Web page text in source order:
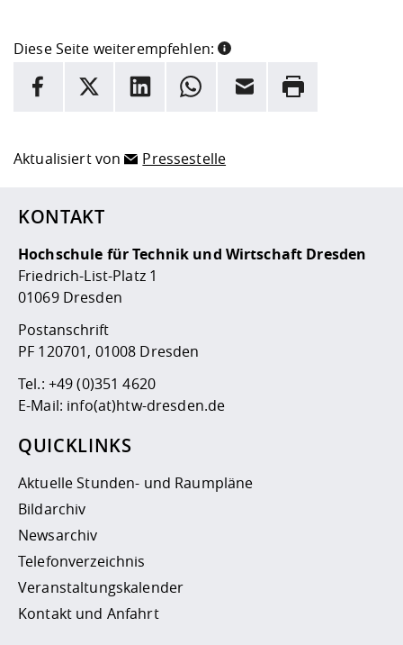
Diese Seite weiterempfehlen:
INFORMATION
Facebook
X LinkedInWhatsappE-Mail Drucken
Aktualisiert von Pressestelle
KONTAKT
Hochschule für Technik und Wirtschaft Dresden
Friedrich-List-Platz 1
01069 Dresden
Postanschrift
PF 120701, 01008 Dresden
Tel.: +49 (0)351 4620
E-Mail: info(at)htw-dresden.de
QUICKLINKS
Aktuelle Stunden- und Raumpläne
Bildarchiv
Newsarchiv
Telefonverzeichnis
Veranstaltungskalender
Kontakt und Anfahrt